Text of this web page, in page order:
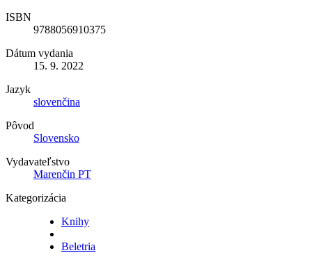
ISBN
9788056910375
Dátum vydania
15. 9. 2022
Jazyk
slovenčina
Pôvod
Slovensko
Vydavateľstvo
Marenčin PT
Kategorizácia
Knihy
Beletria